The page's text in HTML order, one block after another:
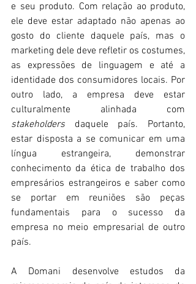
e seu produto. Com relação ao produto,
ele deve estar adaptado não apenas ao
gosto do cliente daquele país, mas o
marketing dele deve refletir os costumes,
as expressões de linguagem e até a
identidade dos consumidores locais. Por
outro lado, a empresa deve estar
stakeholders daquele país. Portanto,
estar disposta a se comunicar em uma
língua estrangeira, demonstrar
conhecimento da ética de trabalho dos
empresários estrangeiros e saber como
se portar em reuniões são peças
fundamentais para o sucesso da
empresa no meio empresarial de outro
país.
A Domani desenvolve estudos da